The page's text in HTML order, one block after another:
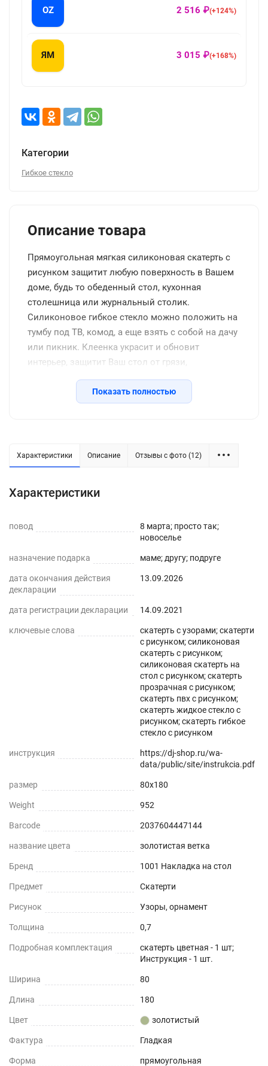
OZ 2 516 ₽(+124%)
ЯМ 3 015 ₽(+168%)
Категории
Гибкое стекло
Описание товара
Прямоугольная мягкая силиконовая скатерть с
рисунком защитит любую поверхность в Вашем
доме, будь то обеденный стол, кухонная
столешница или журнальный столик.
Силиконовое гибкое стекло можно положить на
тумбу под ТВ, комод, а еще взять с собой на дачу
или пикник. Клеенка украсит и обновит
интерьер, защитит Ваш стол от грязи,
потертостей, царапин, станет отличным
подарком на день рождения, новоселье и другие
семейные праздники, включая новый год.
(выдерживает до 80 градусов без деформации),
водоотталкивающее, долговечное, не желтеет со
размеров или закруглить углы. Внимание: мы
усадку. Весь ассортимент Вы можете увидеть в
Показать полностью
Характеристики Описание Отзывы с фото (12)
Характеристики
повод
8 марта; просто так;
новоселье
назначение подарка маме; другу; подруге
дата окончания действия
декларации
13.09.2026
дата регистрации декларации 14.09.2021
ключевые слова
скатерть с узорами; скатерти
с рисунком; силиконовая
скатерть с рисунком;
силиконовая скатерть на
стол с рисунком; скатерть
прозрачная с рисунком;
скатерть пвх с рисунком;
скатерть жидкое стекло с
рисунком; скатерть гибкое
стекло с рисунком
инструкция
https://dj-shop.ru/wa-
data/public/site/instrukcia.pdf
размер 80x180
Weight 952
Barcode 2037604447144
название цвета золотистая ветка
Бренд 1001 Накладка на стол
Предмет Скатерти
Рисунок Узоры, орнамент
Толщина 0,7
Подробная комплектация
скатерть цветная - 1 шт;
Инструкция - 1 шт.
Ширина 80
Длина 180
Цвет золотистый
Фактура Гладкая
Форма прямоугольная